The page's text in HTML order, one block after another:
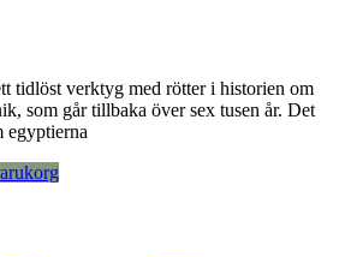
tidlöst verktyg med rötter i historien om
som går tillbaka över sex tusen år. Det
egyptierna